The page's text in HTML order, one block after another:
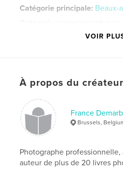
Catégorie principale: Beaux-
LangueFrench
Mots-clés
abstraction inspiration ,
peinture
VOIR
À propos du créateur
France
Brussels,
Photographe
auteur de plus de 20 livres